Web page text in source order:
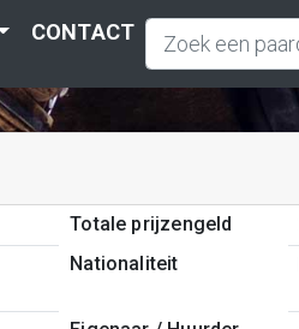
CONTACT
Totale prijzengeld
Nationaliteit